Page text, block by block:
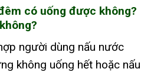
có uống được không?
người dùng nấu nước
không uống hết hoặc nấu